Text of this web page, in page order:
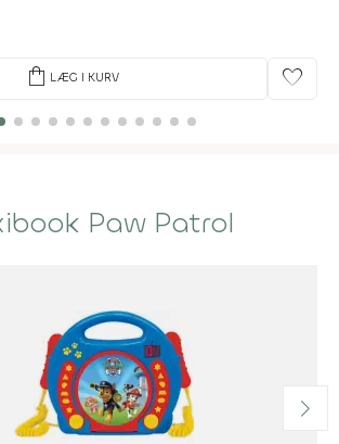
shopping_bag LÆG I KURV favorite
Paw Patrol